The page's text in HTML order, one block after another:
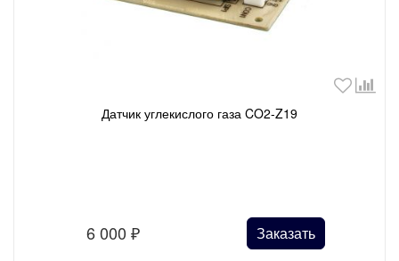
Датчик углекислого газа CO2-Z19
6 000₽ Заказать